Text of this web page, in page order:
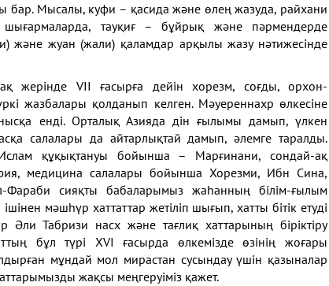
бар. Мысалы, куфи – қасида және өлең жазуда, райхани
тауқиғ – бұйрық және пәрмендерде
және жуан (жали) қаламдар арқылы жазу нәтижесінде
жерінде VII ғасырға дейін хорезм, соғды, орхон-
жазбалары қолданып келген. Мәуереннахр өлкесіне
енді. Орталық Азияда дін ғылымы дамып, үлкен
салалары да айтарлықтайдамып, әлемге таралды.
құқықтануы бойынша – Марғинани, сондай-ақ
медицина салалары бойынша Хорезми, Ибн Сина,
Фараби сияқты бабаларымыз жаһанныңбілім-ғылым
мәшһүр хаттаттар жетіліп шығып,хатты бітік етуді
Әли Табризи насх және тағлиқхаттарының біріктіру
бұл түрі XVI ғасырда өлкемізде өзінің жоғары
мұндай мол мирастан сусындау үшін қазыналар
жақсы меңгеруіміз қажет.